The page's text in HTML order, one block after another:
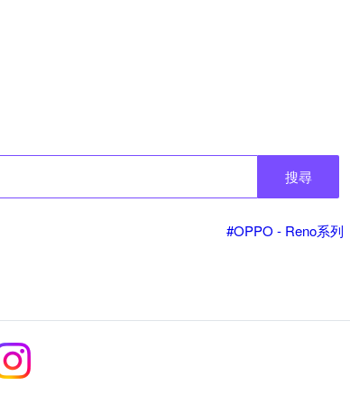
搜尋
#OPPO - Reno系列